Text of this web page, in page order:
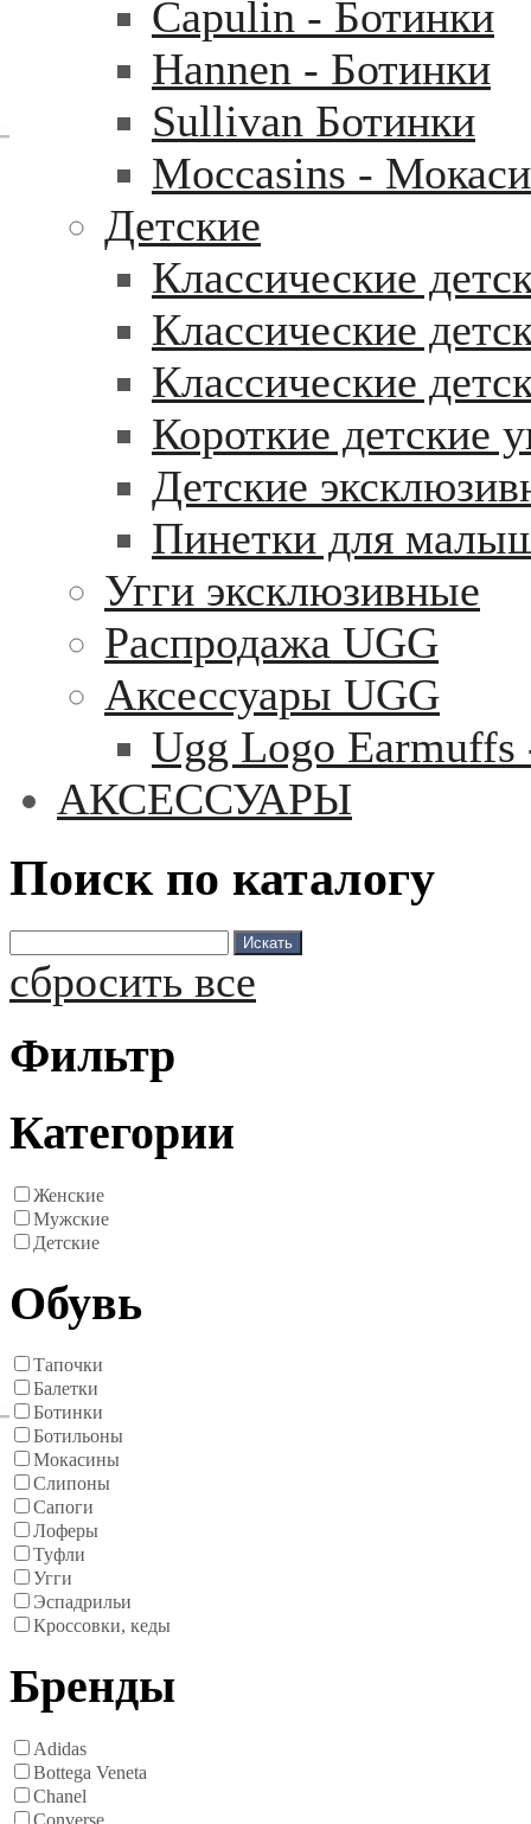
Capulin - Ботинки
Hannen - Ботинки
Sullivan Ботинки
Moccasins -
Детские
Классические
Классические
Классические
Короткие детские
Детские
Пинетки для
Угги эксклюзивные
Распродажа UGG
Аксессуары UGG
Ugg Logo
АКСЕССУАРЫ
Поиск по каталогу
сбросить все
Фильтр
Категории
Женские
Мужские
Детские
Обувь
Тапочки
Балетки
Ботинки
Ботильоны
Мокасины
Слипоны
Сапоги
Лоферы
Туфли
Угги
Эспадрильи
Кроссовки, кеды
Бренды
Adidas
Bottega Veneta
Chanel
Converse